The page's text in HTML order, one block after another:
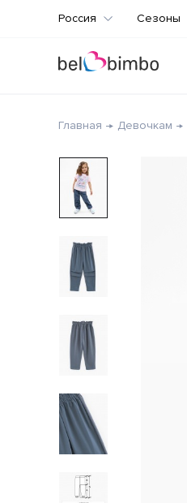
Россия Сезоны
Главная Девочкам